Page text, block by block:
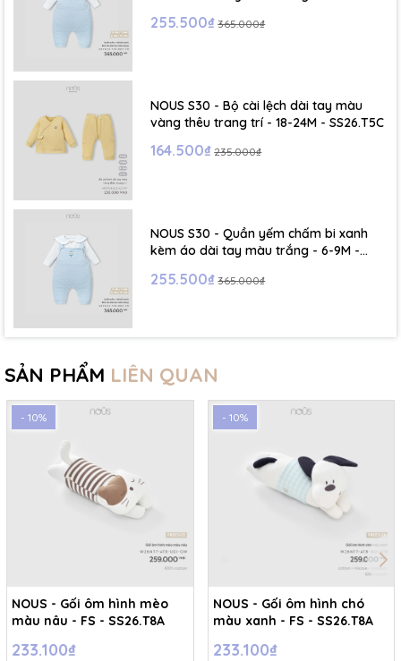
255.500₫ 365.000₫
NOUS S30 - Bộ cài lệch dài tay màu
vàng thêu trang trí - 18-24M - SS26.T5C
164.500₫ 235.000₫
NOUS S30 - Quần yếm chấm bi xanh
kèm áo dài tay màu trắng - 6-9M -
255.500₫ 365.000₫
SẢN PHẨM LIÊN QUAN
- 10%
NOUS - Gối ôm hình mèo
màu nâu - FS - SS26.T8A
233.100₫
- 10%
NOUS - Gối ôm hình chó
màu xanh - FS - SS26.T8A
233.100₫